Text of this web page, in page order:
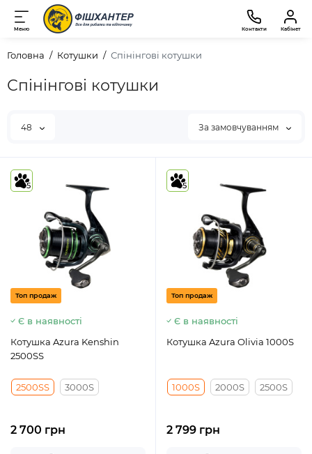
Меню Контакти Кабінет
Головна Котушки Спінінгові котушки
Спінінгові котушки
48 За замовчуванням
5
Топ продаж
Є в наявності
Котушка Azura Kenshin
2500SS
2500SS 3000S
2 700 грн
5
Топ продаж
Є в наявності
Котушка Azura Olivia 1000S
1000S 2000S 2500S
2 799 грн